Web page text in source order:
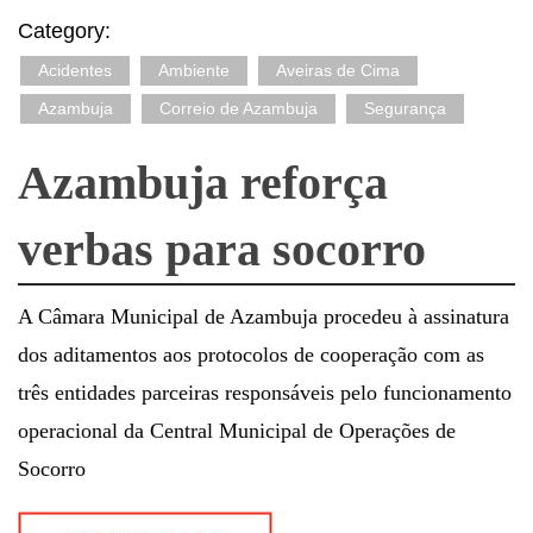
Category:
Acidentes Ambiente
Aveiras de Cima
Azambuja
Correio de Azambuja Segurança
Azambuja reforça
verbas para socorro
A Câmara Municipal de Azambuja procedeu à assinatura
dos aditamentos aos protocolos de cooperação com as
três entidades parceiras responsáveis pelo funcionamento
operacional da Central Municipal de Operações de
Socorro